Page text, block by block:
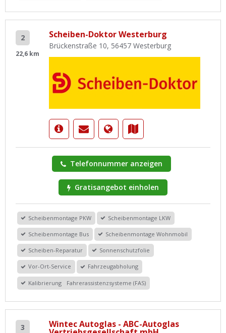
2
22,6 km
Scheiben-Doktor Westerburg
Brückenstraße 10, 56457 Westerburg
Telefonnummer anzeigen
Gratisangebot einholen
Scheibenmontage PKW Scheibenmontage LKW
Scheibenmontage Bus Scheibenmontage Wohnmobil
Scheiben-Reparatur Sonnenschutzfolie
Vor-Ort-Service Fahrzeugabholung
Kalibrierung Fahrerassistenzsysteme (FAS)
3 Wintec Autoglas - ABC-Autoglas